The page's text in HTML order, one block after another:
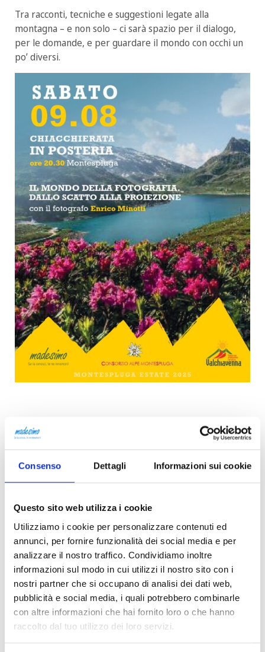
Consenso Dettagli Informazioni sui cookie
Questo sito web utilizza i cookie
Utilizziamo i cookie per personalizzare contenuti ed
annunci, per fornire funzionalità dei social media e per
analizzare il nostro traffico. Condividiamo inoltre
informazioni sul modo in cui utilizzi il nostro sito con i
nostri partner che si occupano di analisi dei dati web,
pubblicità e social media, i quali potrebbero combinarle
con altre informazioni che hai fornito loro o che hanno
raccolto dal tuo utilizzo dei loro servizi.
Tra racconti, tecniche e suggestioni legate alla
montagna – e non solo – ci sarà spazio per il dialogo,
per le domande, e per guardare il mondo con occhi un
po’ diversi.
Indirizzo
Via Ferrè, 5, 23024 Montespluga SO, Italia
Do you own this website? OK